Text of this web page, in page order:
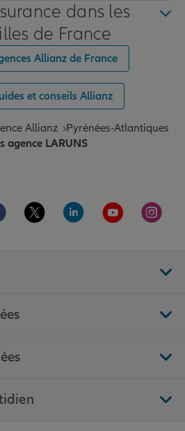
dans les
de France
Allianz de France
et conseils Allianz
Allianz
Pyrénées-Atlantiques
agence LARUNS
sur la page Facebook de Allianz
Aller sur la page Twitter de
Aller sur la page
Aller sur la
Aller